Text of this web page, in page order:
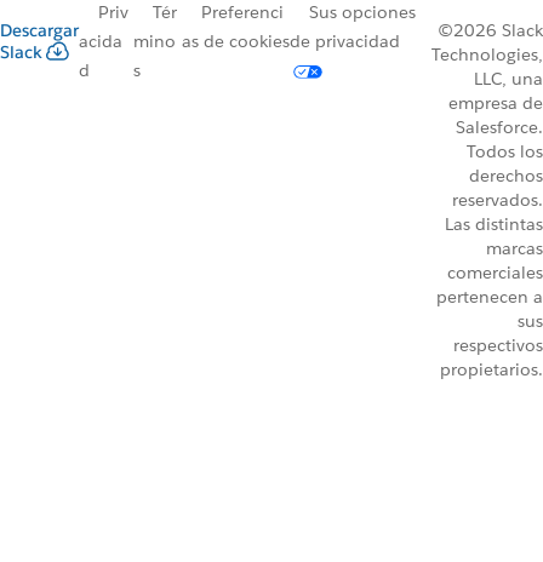
Descargar
Slack
Priv
acida
d
Tér
mino
s
Preferenci
as de cookies
Sus opciones
de privacidad
©2026 Slack
Technologies,
LLC, una
empresa de
Salesforce.
Todos los
derechos
reservados.
Las distintas
marcas
comerciales
pertenecen a
sus
respectivos
propietarios.